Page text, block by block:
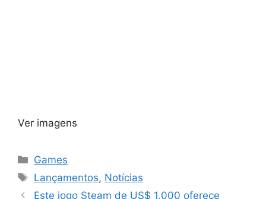
Ver imagens
Categorias
Games
Tags
Lançamentos, Notícias
Este jogo Steam de US$ 1.000 oferece